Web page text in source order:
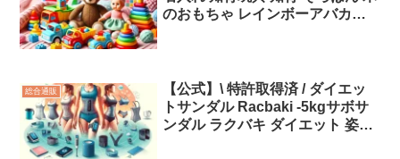
のおもちゃ レインボーアバカス
総合通販
【公式】\ 特許取得済 / ダイエッ
トサンダル Racbaki -5kgサボサ
ンダル ラクバキ ダイエット 姿勢